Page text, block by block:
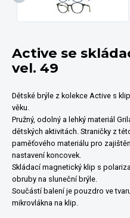
Active se
vel. 49
Dětské brýle z kolekce Active s
věku.
Pružný, odolný a lehký materiál
dětských aktivitách. Straničky z
paměťového materiálu pro
nastavení koncovek.
Skládací magnetický klip s
obruby na sluneční brýle.
Součástí balení je pouzdro ve
mikrovlákna na klip.